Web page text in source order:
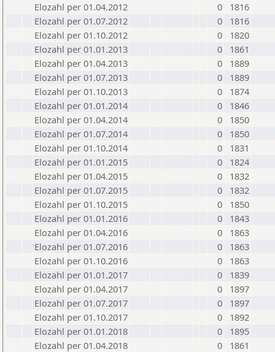
Elozahl per 01.04.2012
0
1816
Elozahl per 01.07.2012
0
1816
Elozahl per 01.10.2012
0
1820
Elozahl per 01.01.2013
0
1861
Elozahl per 01.04.2013
0
1889
Elozahl per 01.07.2013
0
1889
Elozahl per 01.10.2013
0
1874
Elozahl per 01.01.2014
0
1846
Elozahl per 01.04.2014
0
1850
Elozahl per 01.07.2014
0
1850
Elozahl per 01.10.2014
0
1831
Elozahl per 01.01.2015
0
1824
Elozahl per 01.04.2015
0
1832
Elozahl per 01.07.2015
0
1832
Elozahl per 01.10.2015
0
1850
Elozahl per 01.01.2016
0
1843
Elozahl per 01.04.2016
0
1863
Elozahl per 01.07.2016
0
1863
Elozahl per 01.10.2016
0
1863
Elozahl per 01.01.2017
0
1839
Elozahl per 01.04.2017
0
1897
Elozahl per 01.07.2017
0
1897
Elozahl per 01.10.2017
0
1892
Elozahl per 01.01.2018
0
1895
Elozahl per 01.04.2018
0
1861